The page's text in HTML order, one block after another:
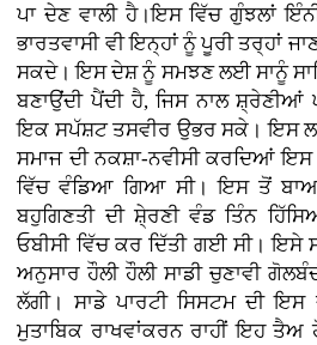
ਪਾ ਦੇਣ ਵਾਲੀ ਹੈ।ਇਸ ਵਿੱਚ ਗੁੰਝਲਾਂ
ਭਾਰਤਵਾਸੀ ਵੀ ਇਨ੍ਹਾਂ ਨੂੰ ਪੂਰੀ ਤਰ੍ਹਾਂ
ਸਕਦੇ। ਇਸ ਦੇਸ਼ ਨੂੰ ਸਮਝਣ ਲਈ ਸਾਨੂੰ
ਬਣਾਉਂਦੀ ਪੈਂਦੀ ਹੈ, ਜਿਸ ਨਾਲ
ਇਕ ਸਪੱਸ਼ਟ ਤਸਵੀਰ ਉਭਰ ਸਕੇ। ਇਸ ਲਈ
ਸਮਾਜ ਦੀ ਨਕਸ਼ਾ-ਨਵੀਸੀ ਕਰਦਿਆਂ
ਵਿੱਚ ਵੰਡਿਆ ਗਿਆ ਸੀ। ਇਸ ਤੋਂ
ਬਹੁਗਿਣਤੀ ਦੀ ਸ਼ੇ੍ਰਣੀ ਵੰਡ ਤਿੰਨ
ਓਬੀਸੀ ਵਿੱਚ ਕਰ ਦਿੱਤੀ ਗਈ ਸੀ। ਇਸੇ
ਅਨੁਸਾਰ ਹੌਲੀ ਹੌਲੀ ਸਾਡੀ ਚੁਣਾਵੀ
ਲੱਗੀ। ਸਾਡੇ ਪਾਰਟੀ ਸਿਸਟਮ ਦੀ
ਮੁਤਾਬਿਕ ਰਾਖਵਾਂਕਰਨ ਰਾਹੀਂ ਇਹ